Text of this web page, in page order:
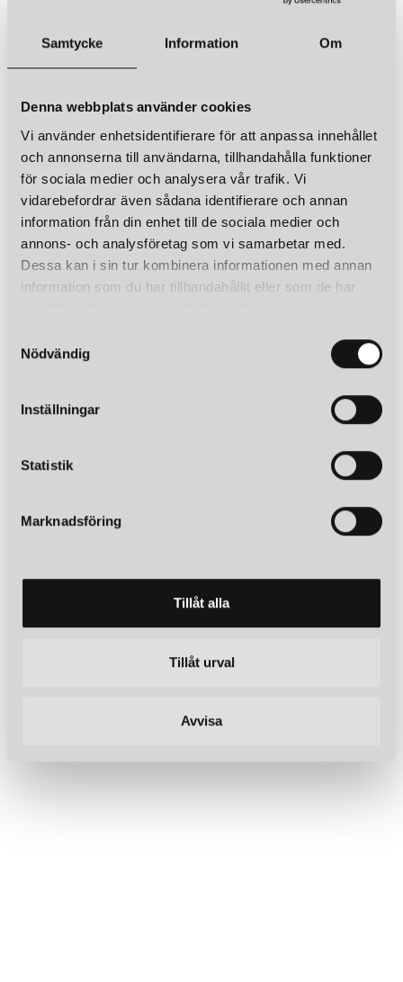
Samtycke Information Om
Denna webbplats använder cookies
Vi använder enhetsidentifierare för att anpassa innehållet
och annonserna till användarna, tillhandahålla funktioner
för sociala medier och analysera vår trafik. Vi
vidarebefordrar även sådana identifierare och annan
information från din enhet till de sociala medier och
annons- och analysföretag som vi samarbetar med.
Dessa kan i sin tur kombinera informationen med annan
information som du har tillhandahållit eller som de har
Nödvändig
Inställningar
Statistik
Marknadsföring
Tillåt alla
Tillåt urval
Avvisa